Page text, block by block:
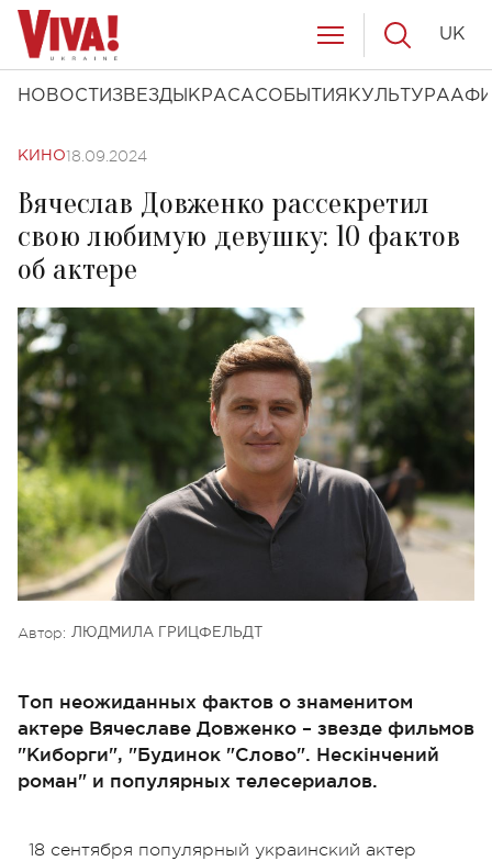
НОВОСТИ ЗВЕЗДЫ КРАСАСОБЫТИЯ КУЛЬТУРА
UK
КИНО18.09.2024
Вячеслав Довженко рассекретил
свою любимую девушку: 10 фактов
об актере
Автор: ЛЮДМИЛА ГРИЦФЕЛЬДТ
Топ неожиданных фактов о знаменитом
актере Вячеславе Довженко – звезде фильмов
"Киборги", "Будинок "Слово". Нескінчений
роман" и популярных телесериалов.
18 сентября популярный украинский актер